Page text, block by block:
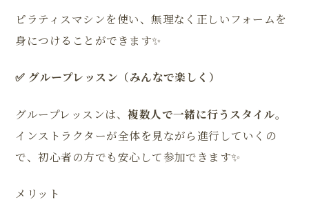
ピラティスマシンを使い、無理なく正しいフォームを
身につけることができます✨
✅ グループレッスン（みんなで楽しく）
グループレッスンは、複数人で一緒に行うスタイル。
インストラクターが全体を見ながら進行していくの
で、初心者の方でも安心して参加できます✨️
メリット